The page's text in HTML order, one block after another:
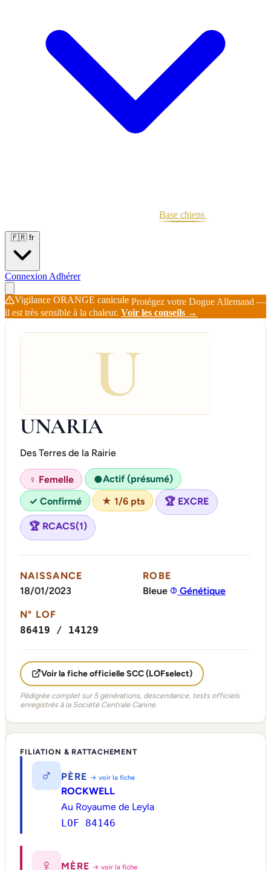
Base chiens
🇫🇷 fr
Connexion Adhérer
Vigilance ORANGE canicule Protégez votre Dogue Allemand —
il est très sensible à la chaleur. Voir les conseils →
U
UNARIA
Des Terres de la Rairie
♀ Femelle ●Actif (présumé)
✓ Confirmé
★ 1/6 pts 🏆 EXCRE
🏆 RCACS(1)
NAISSANCE
18/01/2023
ROBE
Bleue
Génétique
N° LOF
86419 / 14129
Voir la fiche officielle SCC (LOFselect)
Pédigrée complet sur 5 générations, descendance, tests officiels
enregistrés à la Société Centrale Canine.
FILIATION & RATTACHEMENT
♂ PÈRE → voir la fiche
ROCKWELL
Au Royaume de Leyla
LOF 84146
♀ MÈRE → voir la fiche